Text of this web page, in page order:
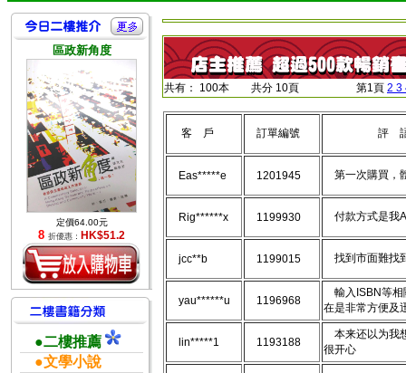
區政新角度
定價64.00元
8 折優惠： HK$51.2
●二樓推薦
●文學小說
共有： 100本 共分 10頁 第1頁 2 3
客 戶 訂單編號 評
Eas*****e 1201945 第一次購買，
Rig******x 1199930 付款方式是我
jcc**b 1199015 找到市面難找
yau******u 1196968
輸入ISBN等相
在是非常方便及
lin*****1 1193188
本来还以为我
很开心